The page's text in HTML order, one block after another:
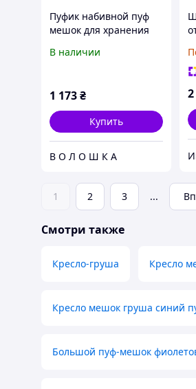
Пуфик набивной пуф
мешок для хранения
В наличии
1 173₴
Купить
В О Л О Ш К А
1 2 3 ...
Смотри также
Кресло-груша Кресло
Кресло мешок груша синий
Большой пуф-мешок